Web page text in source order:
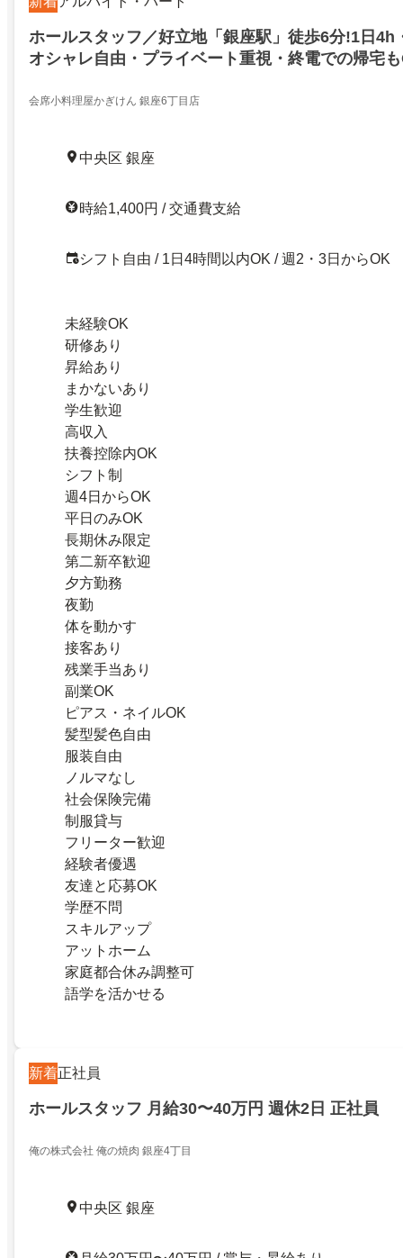
ホールスタッフ／好立地「銀座駅」徒歩6分!1日4h
オシャレ自由・プライベート重視・終電での帰宅
会席小料理屋かぎけん 銀座6丁目店
中央区 銀座
時給1,400円 / 交通費支給
シフト自由 / 1日4時間以内OK / 週2・3日からOK
未経験OK
研修あり
昇給あり
まかないあり
学生歓迎
高収入
扶養控除内OK
シフト制
週4日からOK
平日のみOK
長期休み限定
第二新卒歓迎
夕方勤務
夜勤
体を動かす
接客あり
残業手当あり
副業OK
ピアス・ネイルOK
髪型髪色自由
服装自由
ノルマなし
社会保険完備
制服貸与
フリーター歓迎
経験者優遇
友達と応募OK
学歴不問
スキルアップ
アットホーム
家庭都合休み調整可
語学を活かせる
新着正社員
ホールスタッフ 月給30〜40万円 週休2日 正社員
俺の株式会社 俺の焼肉 銀座4丁目
中央区 銀座